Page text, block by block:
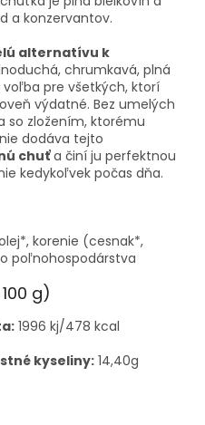
a konzervantov.
alternatívu k
chrumkavá, plná
voľba pre všetkých, ktorí
výdatné. Bez umelých
so zložením, ktorému
dodáva tejto
chuťa činí ju perfektnou
kedykoľvek počas dňa.
korenie (cesnak*,
poľnohospodárstva
g)
1996 kj/478 kcal
kyseliny: 14,40g